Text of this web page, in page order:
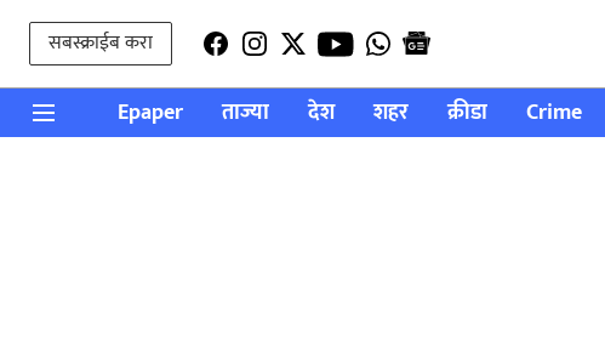
सबस्क्राईब करा
Epaper ताज्या देश शहर क्रीडा Crime